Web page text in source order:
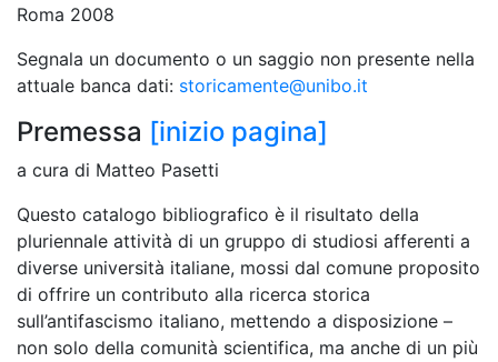
Roma 2008
Segnala un documento o un saggio non presente nella
attuale banca dati: storicamente@unibo.it
Premessa [inizio pagina]
a cura di Matteo Pasetti
Questo catalogo bibliografico è il risultato della
pluriennale attività di un gruppo di studiosi afferenti a
diverse università italiane, mossi dal comune proposito
di offrire un contributo alla ricerca storica
sull’antifascismo italiano, mettendo a disposizione –
non solo della comunità scientifica, ma anche di un più